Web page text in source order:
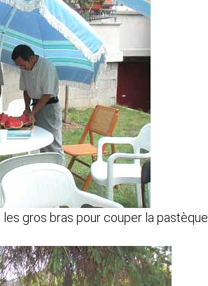
les gros bras pour couper la pastèque